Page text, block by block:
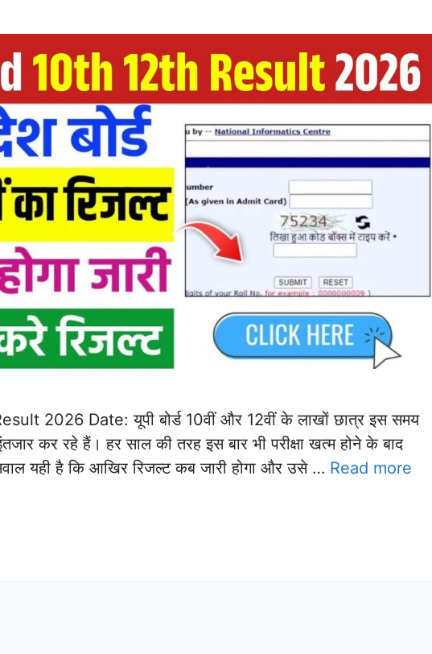
2026 Date: यूपी बोर्ड 10वीं और 12वीं के लाखों छात्र इस समय
कर रहे हैं। हर साल की तरह इस बार भी परीक्षा खत्म होने के बाद
यही है कि आखिर रिजल्ट कब जारी होगा और उसे … Read more